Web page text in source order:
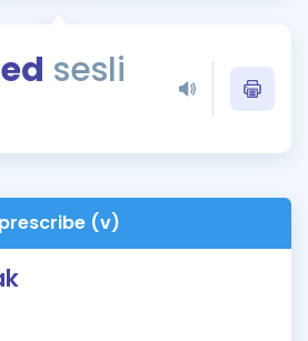
sesli
prescribe (v)